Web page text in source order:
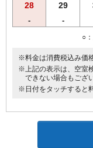
28
-
29
-
○
※料金は消費税込み価
※上記の表示は、空室
できない場合もござ
※日付をタッチすると